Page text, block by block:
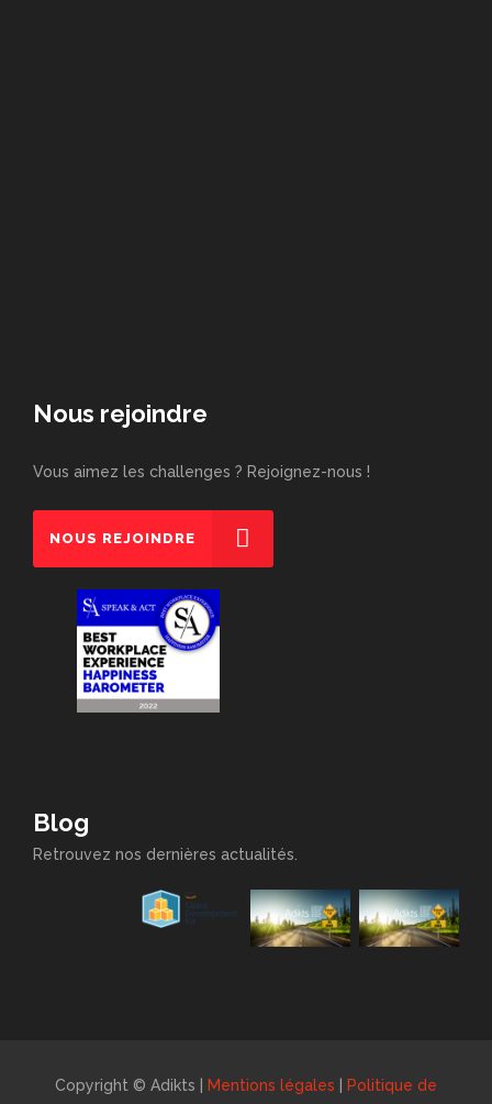
Nous rejoindre
Vous aimez les challenges ? Rejoignez-nous !
NOUS REJOINDRE
Blog
Retrouvez nos dernières actualités.
Copyright © Adikts | Mentions légales | Politique de